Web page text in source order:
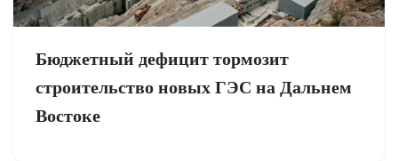
Бюджетный дефицит тормозит
строительство новых ГЭС на Дальнем
Востоке